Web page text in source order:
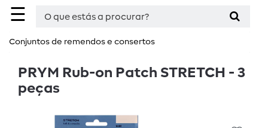
☰
Conjuntos de remendos e consertos
PRYM Rub-on Patch STRETCH - 3
peças